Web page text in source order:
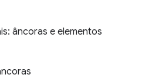
âncoras e elementos